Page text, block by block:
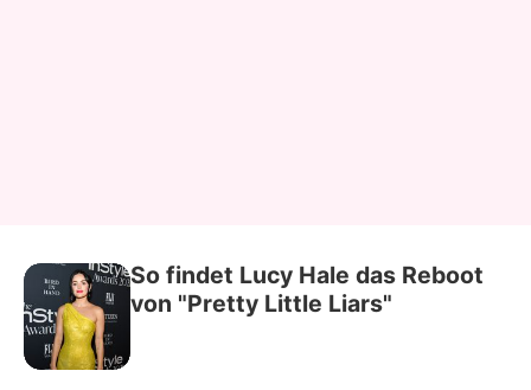
So findet Lucy Hale das Reboot
von "Pretty Little Liars"